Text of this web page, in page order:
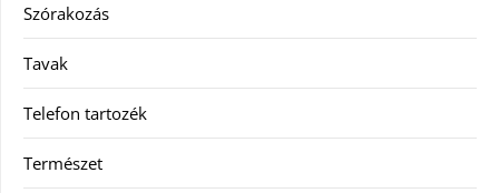
Szórakozás
Tavak
Telefon tartozék
Természet